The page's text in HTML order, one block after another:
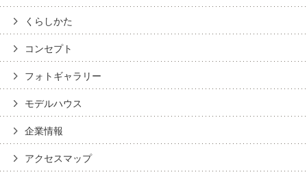
くらしかた
コンセプト
フォトギャラリー
モデルハウス
企業情報
アクセスマップ